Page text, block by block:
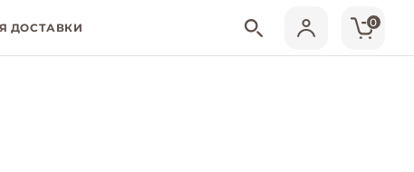
ДОСТАВКИ 0